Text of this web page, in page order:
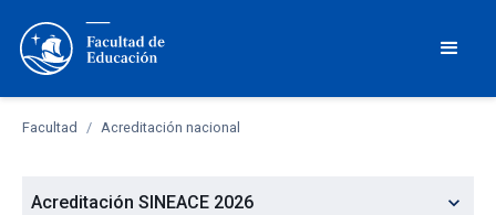
Facultad / Acreditación nacional
Acreditación SINEACE 2026 expand_more